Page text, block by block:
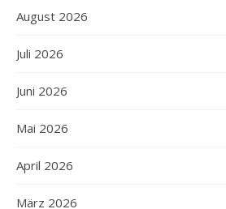
August 2026
Juli 2026
Juni 2026
Mai 2026
April 2026
März 2026